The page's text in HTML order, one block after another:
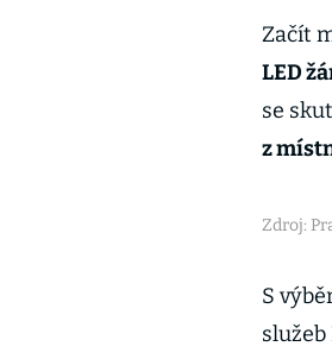
Začít
LED
se
z
Zdroj:
S
služeb